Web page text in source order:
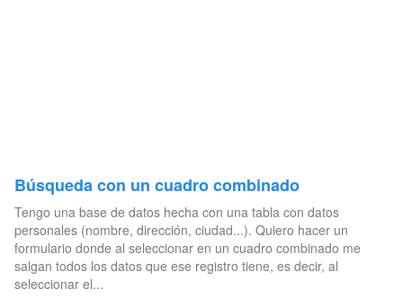
Búsqueda con un cuadro combinado
Tengo una base de datos hecha con una tabla con datos
personales (nombre, dirección, ciudad...). Quiero hacer un
formulario donde al seleccionar en un cuadro combinado me
salgan todos los datos que ese registro tiene, es decir, al
seleccionar el...